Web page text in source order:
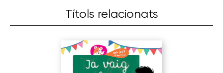
Títols relacionats